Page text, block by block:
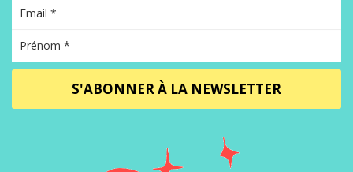
S'ABONNER À LA NEWSLETTER